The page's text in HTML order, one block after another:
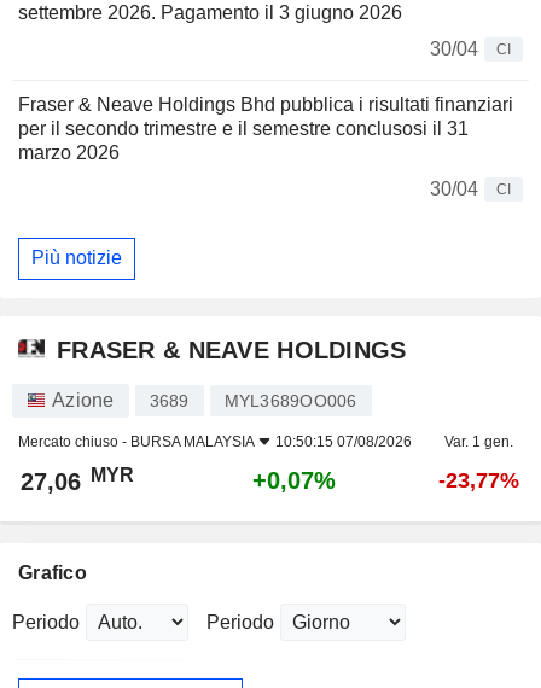
settembre 2026. Pagamento il 3 giugno 2026
30/04
CI
Fraser & Neave Holdings Bhd pubblica i risultati finanziari
per il secondo trimestre e il semestre conclusosi il 31
marzo 2026
30/04
CI
Più notizie
FRASER & NEAVE HOLDINGS
Azione 3689 MYL3689OO006
Mercato chiuso - BURSA MALAYSIA 10:50:15 07/08/2026 Var. 1 gen.
27,06 MYR +0,07% -23,77%
Grafico
Periodo Periodo